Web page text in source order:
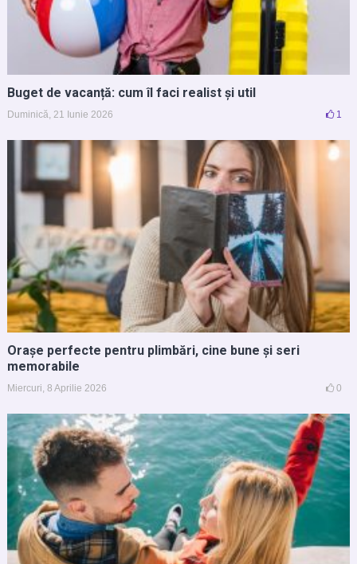
Buget de vacanță: cum îl faci realist și util
Duminică, 21 Iunie 2026 1
Orașe perfecte pentru plimbări, cine bune și seri
memorabile
Miercuri, 8 Aprilie 2026 0